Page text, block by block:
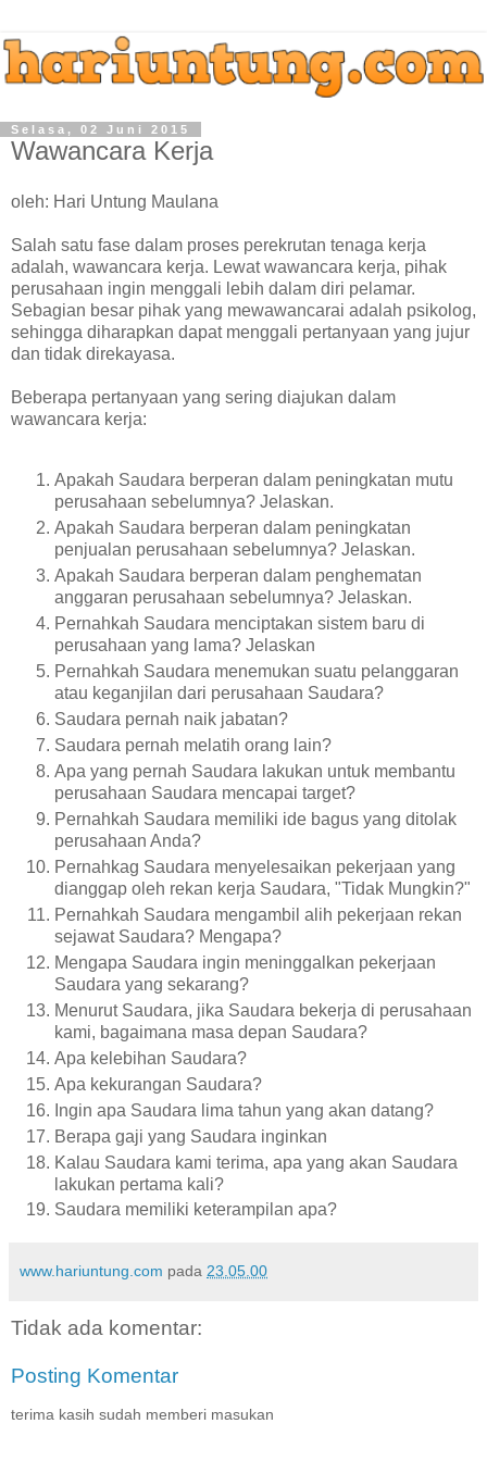
Selasa, 02 Juni 2015
Wawancara Kerja
oleh: Hari Untung Maulana
Salah satu fase dalam proses perekrutan tenaga kerja
adalah, wawancara kerja. Lewat wawancara kerja, pihak
perusahaan ingin menggali lebih dalam diri pelamar.
Sebagian besar pihak yang mewawancarai adalah psikolog,
sehingga diharapkan dapat menggali pertanyaan yang jujur
dan tidak direkayasa.
Beberapa pertanyaan yang sering diajukan dalam
wawancara kerja:
Apakah Saudara berperan dalam peningkatan mutu
perusahaan sebelumnya? Jelaskan.
Apakah Saudara berperan dalam peningkatan
penjualan perusahaan sebelumnya? Jelaskan.
Apakah Saudara berperan dalam penghematan
anggaran perusahaan sebelumnya? Jelaskan.
Pernahkah Saudara menciptakan sistem baru di
perusahaan yang lama? Jelaskan
Pernahkah Saudara menemukan suatu pelanggaran
atau keganjilan dari perusahaan Saudara?
Saudara pernah naik jabatan?
Saudara pernah melatih orang lain?
Apa yang pernah Saudara lakukan untuk membantu
perusahaan Saudara mencapai target?
Pernahkah Saudara memiliki ide bagus yang ditolak
perusahaan Anda?
Pernahkag Saudara menyelesaikan pekerjaan yang
dianggap oleh rekan kerja Saudara, "Tidak Mungkin?"
Pernahkah Saudara mengambil alih pekerjaan rekan
sejawat Saudara? Mengapa?
Mengapa Saudara ingin meninggalkan pekerjaan
Saudara yang sekarang?
Menurut Saudara, jika Saudara bekerja di perusahaan
kami, bagaimana masa depan Saudara?
Apa kelebihan Saudara?
Apa kekurangan Saudara?
Ingin apa Saudara lima tahun yang akan datang?
Berapa gaji yang Saudara inginkan
Kalau Saudara kami terima, apa yang akan Saudara
lakukan pertama kali?
Saudara memiliki keterampilan apa?
www.hariuntung.com pada 23.05.00
Tidak ada komentar:
Posting Komentar
terima kasih sudah memberi masukan